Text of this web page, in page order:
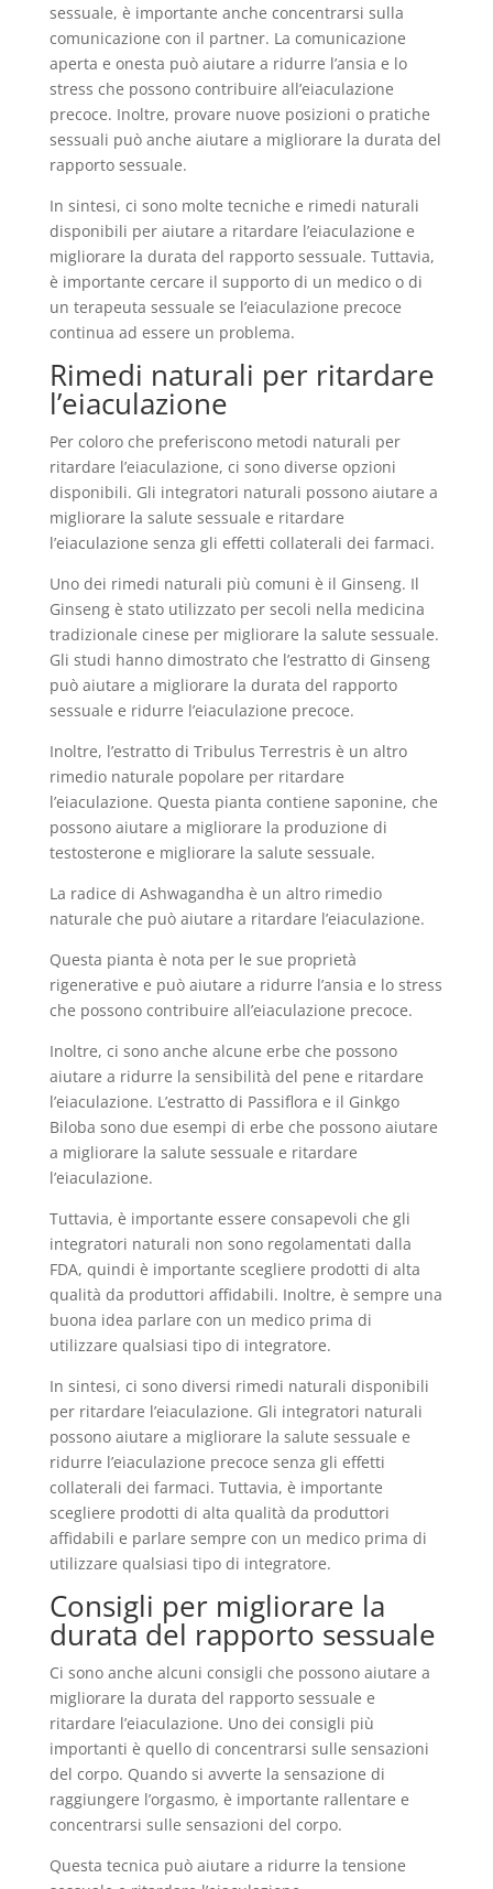
sessuale, è importante anche concentrarsi sulla
comunicazione con il partner. La comunicazione
aperta e onesta può aiutare a ridurre l’ansia e lo
stress che possono contribuire all’eiaculazione
precoce. Inoltre, provare nuove posizioni o pratiche
sessuali può anche aiutare a migliorare la durata del
rapporto sessuale.
In sintesi, ci sono molte tecniche e rimedi naturali
disponibili per aiutare a ritardare l’eiaculazione e
migliorare la durata del rapporto sessuale. Tuttavia,
è importante cercare il supporto di un medico o di
un terapeuta sessuale se l’eiaculazione precoce
continua ad essere un problema.
Rimedi naturali per ritardare
l’eiaculazione
Per coloro che preferiscono metodi naturali per
ritardare l’eiaculazione, ci sono diverse opzioni
disponibili. Gli integratori naturali possono aiutare a
migliorare la salute sessuale e ritardare
l’eiaculazione senza gli effetti collaterali dei farmaci.
Uno dei rimedi naturali più comuni è il Ginseng. Il
Ginseng è stato utilizzato per secoli nella medicina
tradizionale cinese per migliorare la salute sessuale.
Gli studi hanno dimostrato che l’estratto di Ginseng
può aiutare a migliorare la durata del rapporto
sessuale e ridurre l’eiaculazione precoce.
Inoltre, l’estratto di Tribulus Terrestris è un altro
rimedio naturale popolare per ritardare
l’eiaculazione. Questa pianta contiene saponine, che
possono aiutare a migliorare la produzione di
testosterone e migliorare la salute sessuale.
La radice di Ashwagandha è un altro rimedio
naturale che può aiutare a ritardare l’eiaculazione.
Questa pianta è nota per le sue proprietà
rigenerative e può aiutare a ridurre l’ansia e lo stress
che possono contribuire all’eiaculazione precoce.
Inoltre, ci sono anche alcune erbe che possono
aiutare a ridurre la sensibilità del pene e ritardare
l’eiaculazione. L’estratto di Passiflora e il Ginkgo
Biloba sono due esempi di erbe che possono aiutare
a migliorare la salute sessuale e ritardare
l’eiaculazione.
Tuttavia, è importante essere consapevoli che gli
integratori naturali non sono regolamentati dalla
FDA, quindi è importante scegliere prodotti di alta
qualità da produttori affidabili. Inoltre, è sempre una
buona idea parlare con un medico prima di
utilizzare qualsiasi tipo di integratore.
In sintesi, ci sono diversi rimedi naturali disponibili
per ritardare l’eiaculazione. Gli integratori naturali
possono aiutare a migliorare la salute sessuale e
ridurre l’eiaculazione precoce senza gli effetti
collaterali dei farmaci. Tuttavia, è importante
scegliere prodotti di alta qualità da produttori
affidabili e parlare sempre con un medico prima di
utilizzare qualsiasi tipo di integratore.
Consigli per migliorare la
durata del rapporto sessuale
Ci sono anche alcuni consigli che possono aiutare a
migliorare la durata del rapporto sessuale e
ritardare l’eiaculazione. Uno dei consigli più
importanti è quello di concentrarsi sulle sensazioni
del corpo. Quando si avverte la sensazione di
raggiungere l’orgasmo, è importante rallentare e
concentrarsi sulle sensazioni del corpo.
Questa tecnica può aiutare a ridurre la tensione